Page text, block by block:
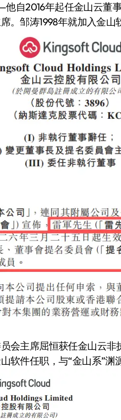
登 PC，光盘党也能“以盘换数”
香？一篇帮你避坑+种草
泊尔开始靠“擦边”续命了？
自2016年起任金山云董
。邹涛1998年就加入金山
会主席屈恒获任金山云
软件任职，与“金山系”渊